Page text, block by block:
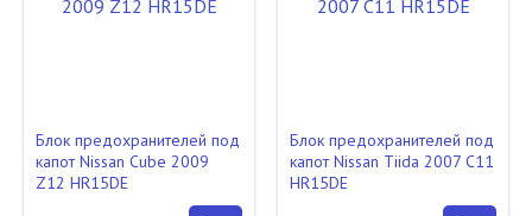
Блок предохранителей под
капот Nissan Cube 2009
Z12 HR15DE
Блок предохранителей под
капот Nissan Tiida 2007 C11
HR15DE